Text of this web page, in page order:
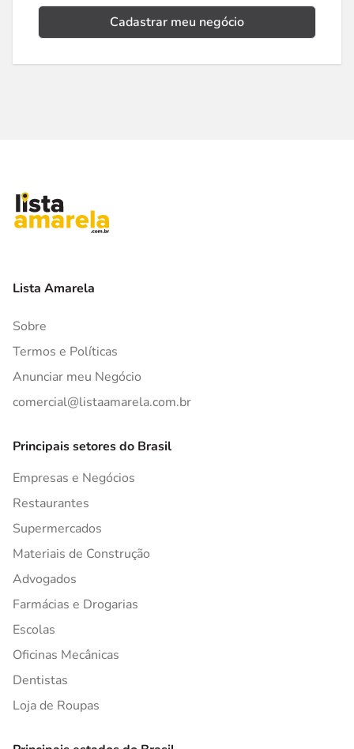
Cadastrar meu negócio
Lista Amarela
Sobre
Termos e Políticas
Anunciar meu Negócio
comercial@listaamarela.com.br
Principais setores do Brasil
Empresas e Negócios
Restaurantes
Supermercados
Materiais de Construção
Advogados
Farmácias e Drogarias
Escolas
Oficinas Mecânicas
Dentistas
Loja de Roupas